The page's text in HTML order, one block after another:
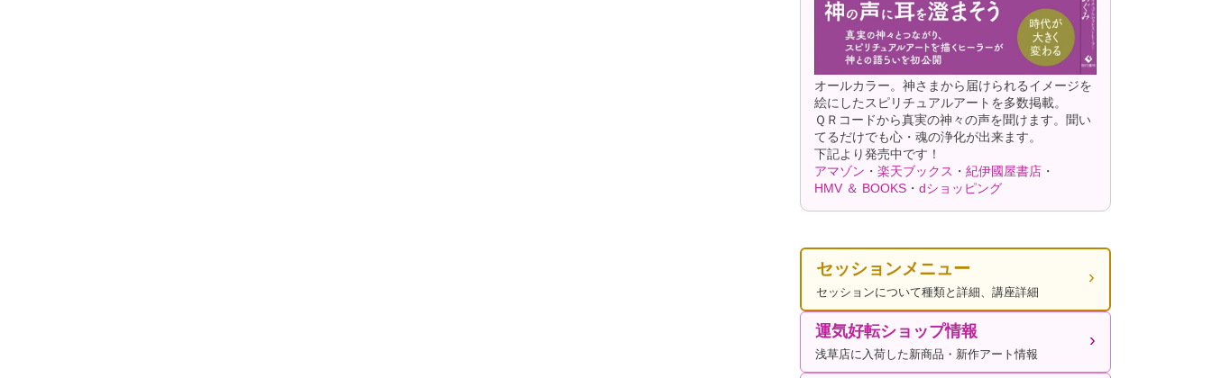
オールカラー。神さまから届けられるイメージを
絵にしたスピリチュアルアートを多数掲載。
ＱＲコードから真実の神々の声を聞けます。聞い
てるだけでも心・魂の浄化が出来ます。
下記より発売中です！
アマゾン ・楽天ブックス ・紀伊國屋書店 ・
HMV ＆ BOOKS ・dショッピング
セッションメニュー
セッションについて種類と詳細、講座詳細
運気好転ショップ情報
浅草店に入荷した新商品・新作アート情報